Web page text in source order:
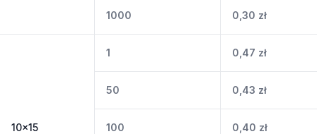
1000 0,30 zł
10x15
1 0,47 zł
50 0,43 zł
100 0,40 zł